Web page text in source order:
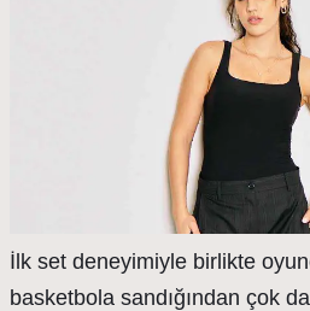
İlk set deneyimiyle birlikte
basketbola sandığından çok